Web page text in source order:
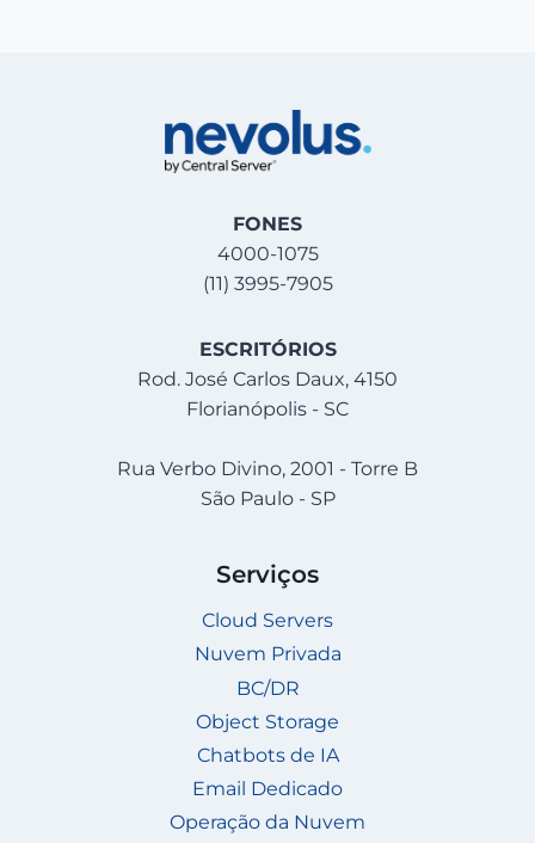
FONES
4000-1075
(11) 3995-7905
ESCRITÓRIOS
Rod. José Carlos Daux, 4150
Florianópolis - SC
Rua Verbo Divino, 2001 - Torre B
São Paulo - SP
Serviços
Cloud Servers
Nuvem Privada
BC/DR
Object Storage
Chatbots de IA
Email Dedicado
Operação da Nuvem